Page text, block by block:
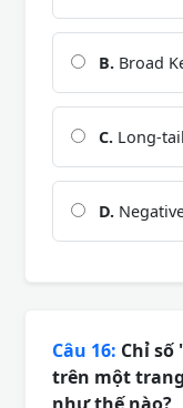
B. Broad
C. Long-
D.
Câu 16: Chỉ số
trên một